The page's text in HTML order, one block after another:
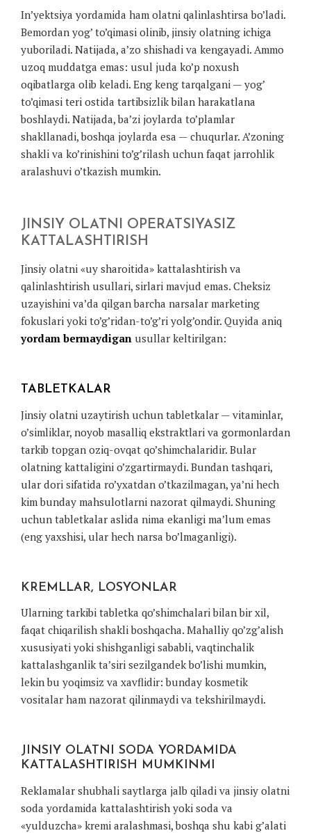
In’yektsiya yordamida ham olatni qalinlashtirsa bo’ladi.
Bemordan yog’ to’qimasi olinib, jinsiy olatning ichiga
yuboriladi. Natijada, a’zo shishadi va kengayadi. Ammo
uzoq muddatga emas: usul juda ko’p noxush
oqibatlarga olib keladi. Eng keng tarqalgani — yog’
to’qimasi teri ostida tartibsizlik bilan harakatlana
boshlaydi. Natijada, ba’zi joylarda to’plamlar
shakllanadi, boshqa joylarda esa — chuqurlar. A’zoning
shakli va ko’rinishini to’g’rilash uchun faqat jarrohlik
aralashuvi o’tkazish mumkin.
JINSIY OLATNI OPERATSIYASIZ
KATTALASHTIRISH
Jinsiy olatni «uy sharoitida» kattalashtirish va
qalinlashtirish usullari, sirlari mavjud emas. Cheksiz
uzayishini va’da qilgan barcha narsalar marketing
fokuslari yoki to’g’ridan-to’g’ri yolg’ondir. Quyida aniq
yordam bermaydigan usullar keltirilgan:
TABLETKALAR
Jinsiy olatni uzaytirish uchun tabletkalar — vitaminlar,
o’simliklar, noyob masalliq ekstraktlari va gormonlardan
tarkib topgan oziq-ovqat qo’shimchalaridir. Bular
olatning kattaligini o’zgartirmaydi. Bundan tashqari,
ular dori sifatida ro’yxatdan o’tkazilmagan, ya’ni hech
kim bunday mahsulotlarni nazorat qilmaydi. Shuning
uchun tabletkalar aslida nima ekanligi ma’lum emas
(eng yaxshisi, ular hech narsa bo’lmaganligi).
KREMLLAR, LOSYONLAR
Ularning tarkibi tabletka qo’shimchalari bilan bir xil,
faqat chiqarilish shakli boshqacha. Mahalliy qo’zg’alish
xususiyati yoki shishganligi sababli, vaqtinchalik
kattalashganlik ta’siri sezilgandek bo’lishi mumkin,
lekin bu yoqimsiz va xavflidir: bunday kosmetik
vositalar ham nazorat qilinmaydi va tekshirilmaydi.
JINSIY OLATNI SODA YORDAMIDA
KATTALASHTIRISH MUMKINMI
Reklamalar shubhali saytlarga jalb qiladi va jinsiy olatni
soda yordamida kattalashtirish yoki soda va
«yulduzcha» kremi aralashmasi, boshqa shu kabi g’alati